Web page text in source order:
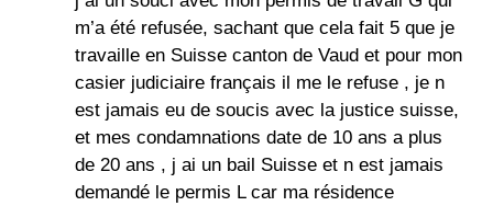
m’a été refusée, sachant que cela fait 5 que je
travaille en Suisse canton de Vaud et pour mon
casier judiciaire français il me le refuse , je n
est jamais eu de soucis avec la justice suisse,
et mes condamnations date de 10 ans a plus
de 20 ans , j ai un bail Suisse et n est jamais
demandé le permis L car ma résidence